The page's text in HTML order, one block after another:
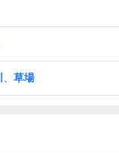
、 草場